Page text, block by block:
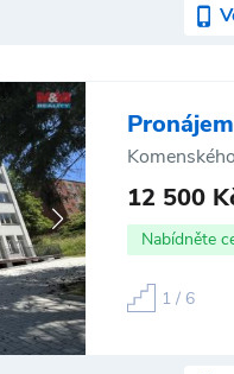
12 500
Nabídněte
1 / 6